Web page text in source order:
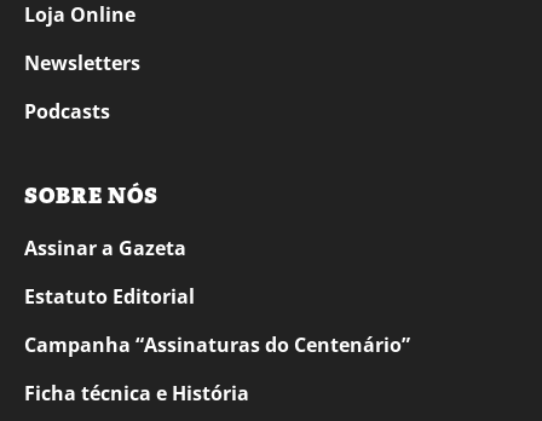
Loja Online
Newsletters
Podcasts
SOBRE NÓS
Assinar a Gazeta
Estatuto Editorial
Campanha “Assinaturas do Centenário”
Ficha técnica e História